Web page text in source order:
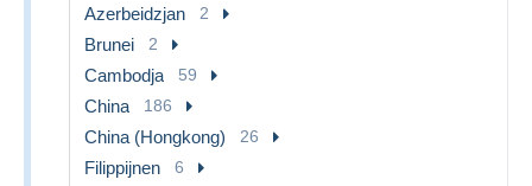
Azerbeidzjan 2
Brunei 2
Cambodja 59
China 186
China (Hongkong) 26
Filippijnen 6